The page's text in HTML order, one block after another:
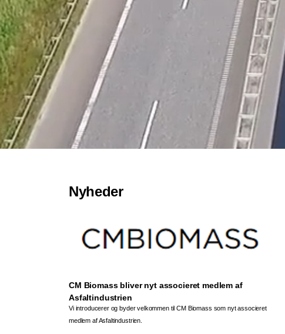
Nyheder
CM Biomass bliver nyt associeret medlem af
Asfaltindustrien
Vi introducerer og byder velkommen til CM Biomass som nyt associeret
medlem af Asfaltindustrien.